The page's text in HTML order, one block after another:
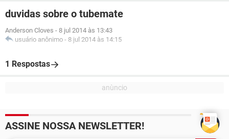
duvidas sobre o tubemate
Anderson Cloves - 8 jul 2014 às 13:43
usuário anônimo - 8 jul 2014 às 14:15
1 Respostas
ASSINE NOSSA NEWSLETTER!